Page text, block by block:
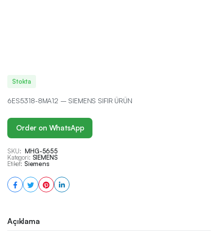
Stokta
6ES5318-8MA12 – SIEMENS SIFIR ÜRÜN
Order on WhatsApp
SKU: MHG-5655
Kategori: SIEMENS
Etiket: Siemens
Açıklama